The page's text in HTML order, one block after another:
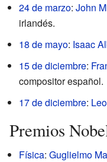
24 de marzo: John
irlandés.
18 de mayo: Isaac
15 de diciembre:
compositor español.
17 de diciembre:
Premios
Física: Guglielmo